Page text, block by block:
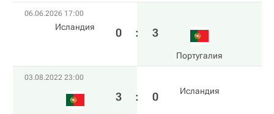
06.06.2026 17:00
Исландия 0 : 3
Португалия
03.08.2022 23:00
3 : 0 Исландия